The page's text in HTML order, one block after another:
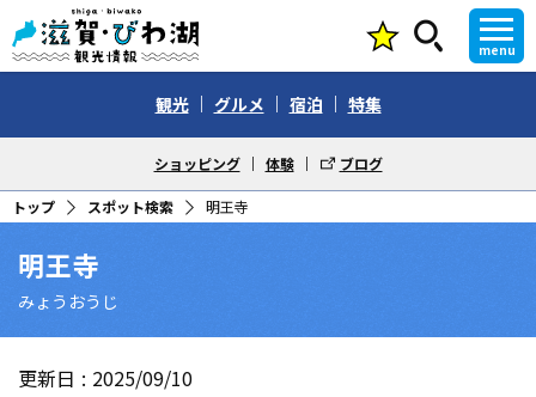
menu
観光 グルメ 宿泊 特集
ショッピング 体験 ブログ
トップ スポット検索 明王寺
明王寺
みょうおうじ
更新日 2025/09/10